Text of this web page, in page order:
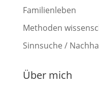
Familienleben
Methoden
Sinnsuche /
Über mich